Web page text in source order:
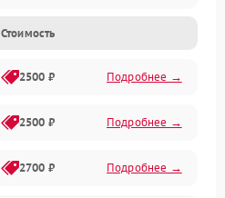
Стоимость
2500 ₽ Подробнее →
2500 ₽ Подробнее →
2700 ₽ Подробнее →